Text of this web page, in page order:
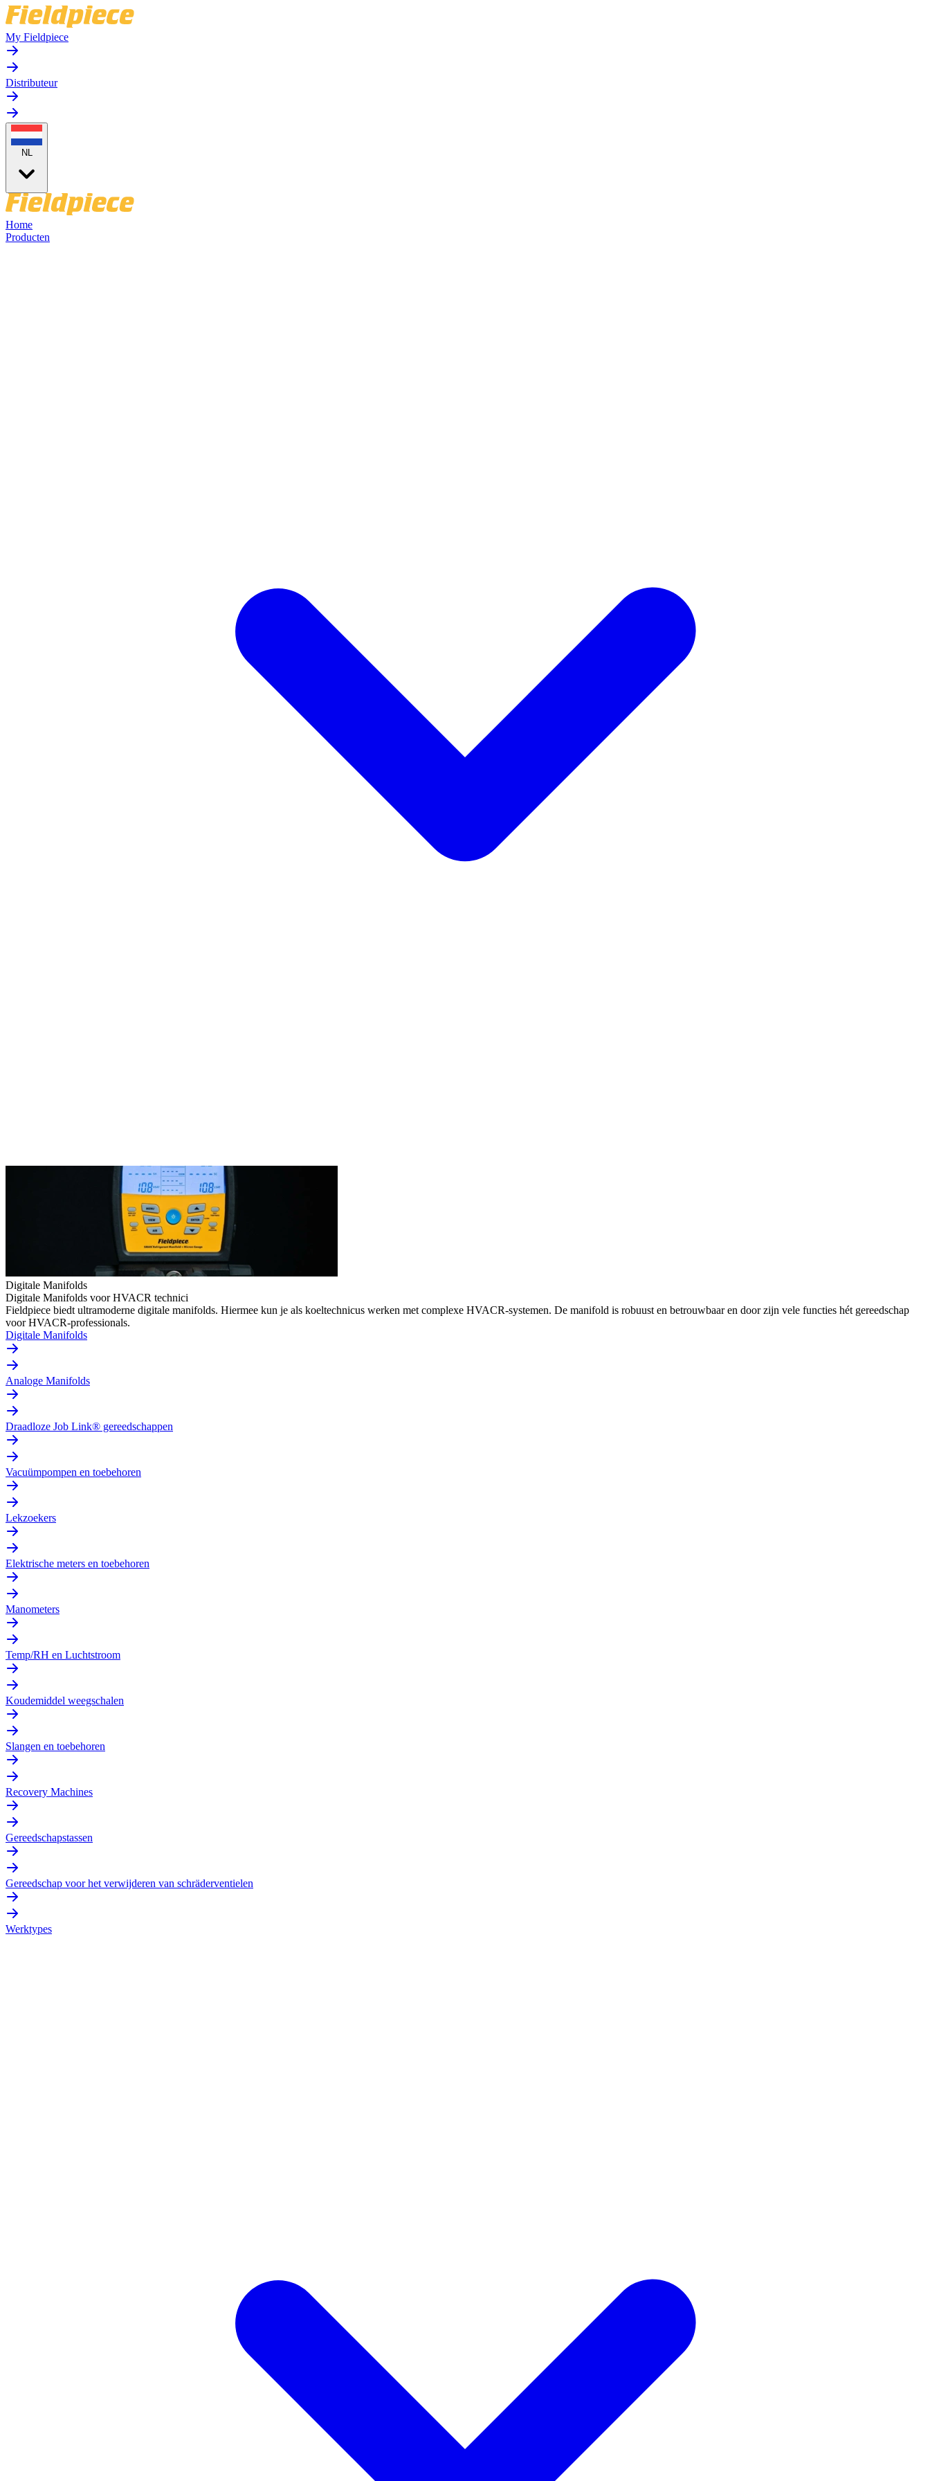
My Fieldpiece
Distributeur
NL
Home
Producten
Digitale Manifolds
Digitale Manifolds voor HVACR technici
Fieldpiece biedt ultramoderne digitale manifolds. Hiermee kun je als koeltechnicus werken met complexe HVACR-systemen. De manifold is robuust en betrouwbaar en door zijn vele functies hét gereedschap
voor HVACR-professionals.
Digitale Manifolds
Analoge Manifolds
Draadloze Job Link® gereedschappen
Vacuümpompen en toebehoren
Lekzoekers
Elektrische meters en toebehoren
Manometers
Temp/RH en Luchtstroom
Koudemiddel weegschalen
Slangen en toebehoren
Recovery Machines
Gereedschapstassen
Gereedschap voor het verwijderen van schräderventielen
Werktypes